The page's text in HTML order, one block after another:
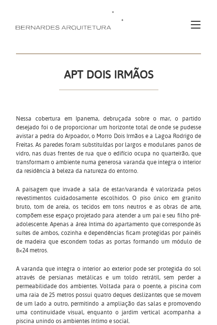
APT DOIS IRMÃOS
Nessa cobertura em Ipanema, debruçada sobre o mar, o partido
desejado foi o de proporcionar um horizonte total de onde se pudesse
avistar a pedra do Arpoador, o Morro Dois Irmãos e a Lagoa Rodrigo de
Freitas. As paredes foram substituídas por largos e modulares panos de
vidro, nas duas frentes de rua que o edifício ocupa no quarteirão, que
transformam o ambiente numa generosa varanda que integra o interior
da residência à beleza da natureza do entorno.
A paisagem que invade a sala de estar/varanda é valorizada pelos
revestimentos cuidadosamente escolhidos. O piso único em granito
bruto, tom de areia, os tecidos em tons neutros e as obras de arte,
compõem esse espaço projetado para atender a um pai e seu filho pré-
adolescente. Apenas a área íntima do apartamento que corresponde às
suítes de ambos, cozinha e dependências ficam protegidas por painéis
de madeira que escondem todas as portas formando um módulo de
8×24 metros.
A varanda que integra o interior ao exterior pode ser protegida do sol
através de persianas metálicas e um toldo retrátil, sem perder a
permeabilidade dos ambientes. Voltada para o poente, a piscina com
uma raia de 25 metros possui quatro deques deslizantes que se movem
de um lado a outro, permitindo a ampliação das salas e promovendo
uma continuidade visual, enquanto o jardim vertical acompanha a
piscina unindo os ambientes íntimo e social.